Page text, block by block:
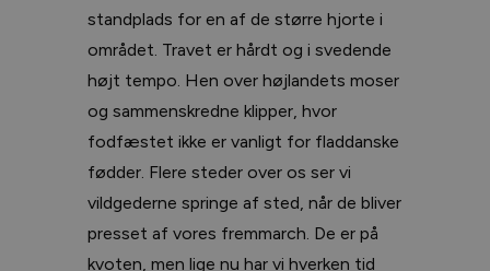
standplads for en af de større hjorte i
området. Travet er hårdt og i svedende
højt tempo. Hen over højlandets moser
og sammenskredne klipper, hvor
fodfæstet ikke er vanligt for fladdanske
fødder. Flere steder over os ser vi
vildgederne springe af sted, når de bliver
presset af vores fremmarch. De er på
kvoten, men lige nu har vi hverken tid